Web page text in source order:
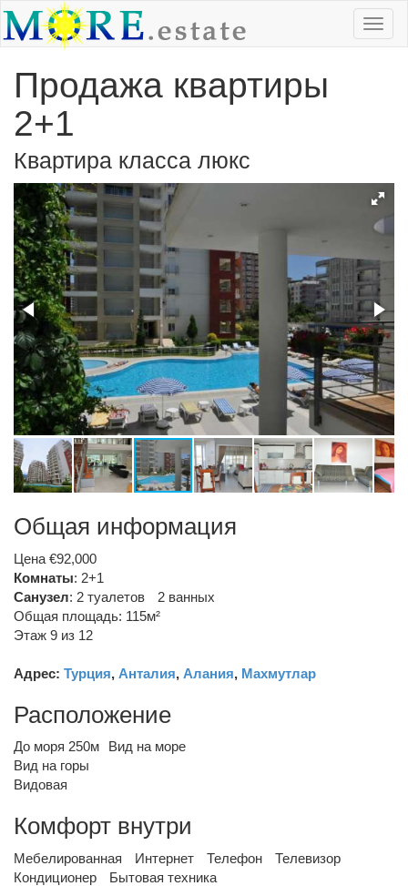
Продажа квартиры
2+1
Квартира класса люкс
Общая информация
Цена €92,000
Комнаты: 2+1
Санузел: 2 туалетов
2 ванных
Общая площадь: 115м²
Этаж 9 из 12
Адрес: Турция, Анталия, Алания, Махмутлар
Расположение
До моря 250м
Вид на море
Вид на горы
Видовая
Комфорт внутри
Мебелированная Интернет Телефон
Телевизор
Кондиционер
Бытовая техника